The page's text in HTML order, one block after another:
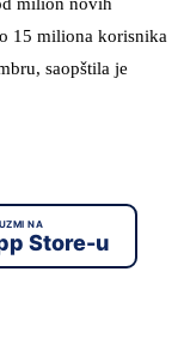
15 miliona korisnika
saopštila je
NA
Store-u